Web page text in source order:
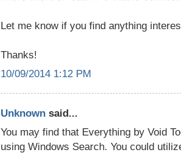
Let me know if you find anything
Thanks!
10/09/2014 1:12 PM
Unknown said...
You may find that Everything by Void
using Windows Search. You could